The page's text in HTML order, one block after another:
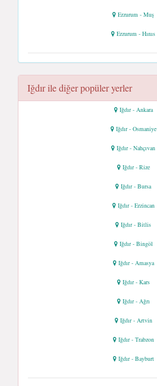
Erzurum - Muş
Erzurum - Hınıs
Iğdır ile diğer popüler yerler
Iğdır - Ankara
Iğdır - Osmaniye
Iğdır - Nahçıvan
Iğdır - Rize
Iğdır - Bursa
Iğdır - Erzincan
Iğdır - Bitlis
Iğdır - Bingöl
Iğdır - Amasya
Iğdır - Kars
Iğdır - Ağrı
Iğdır - Artvin
Iğdır - Trabzon
Iğdır - Bayburt